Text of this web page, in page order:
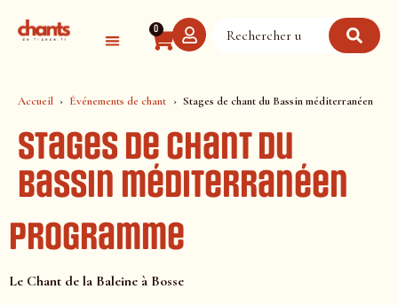
0
Accueil Événements de chant Stages de chant du Bassin méditerranéen
Stages de chant du
Bassin méditerranéen
Programme
Le Chant de la Baleine à Bosse